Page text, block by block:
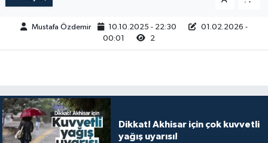
Mustafa Özdemir 10.10.2025 - 22:30
01.02.2026 -
00:01
2
Dikkat! Akhisar için çok kuvvetli
yağış uyarısı!
Magazin
Duyurular
Teknoloji
Akhisar Emlak
Duyurular
Tarım-Gıda
Röportaj